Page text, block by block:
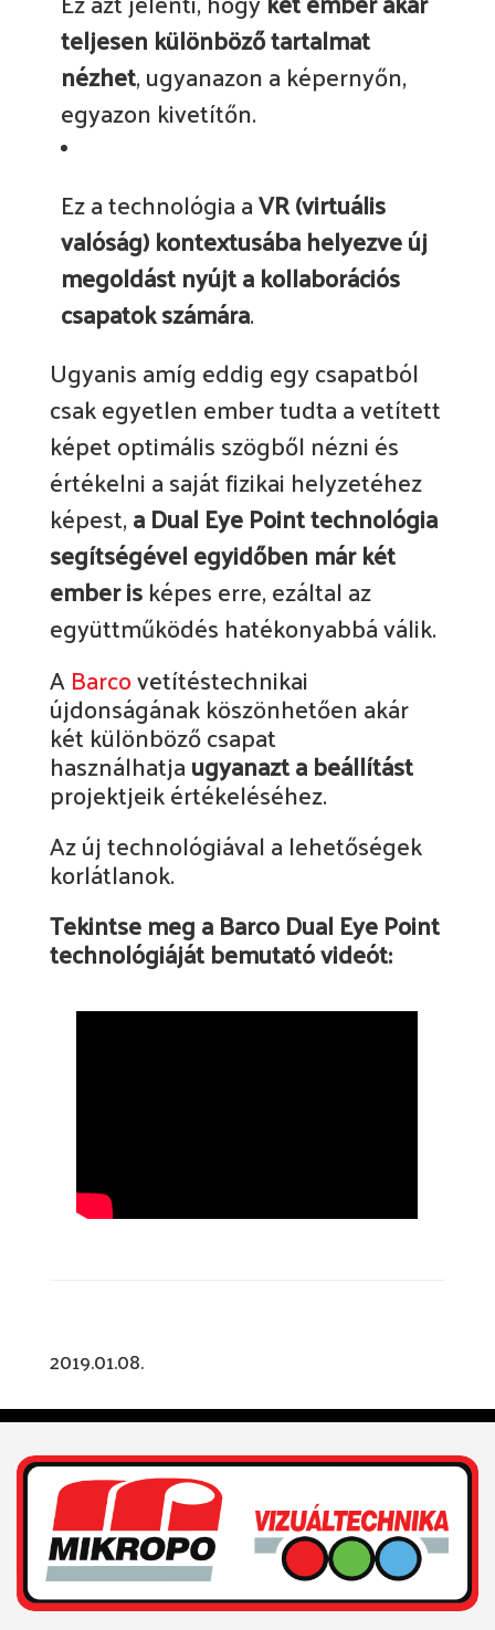
teljesen különböző tartalmat
nézhet, ugyanazon a képernyőn,
egyazon kivetítőn.
Ez a technológia aVR (virtuális
valóság) kontextusába helyezve új
megoldást nyújt a kollaborációs
csapatok számára.
Ugyanis amíg eddig egy csapatból
csak egyetlen ember tudta a vetített
képet optimális szögből nézni és
értékelni a saját fizikai helyzetéhez
képest,a Dual Eye Point technológia
segítségével egyidőben már két
ember isképes erre, ezáltal az
együttműködés hatékonyabbá válik.
ABarcovetítéstechnikai
újdonságának köszönhetően akár
két különböző csapat
használhatjaugyanazt a beállítást
projektjeik értékeléséhez.
Az új technológiával a lehetőségek
korlátlanok.
Tekintse meg a Barco Dual Eye Point
technológiáját bemutató videót:
2019.01.08.